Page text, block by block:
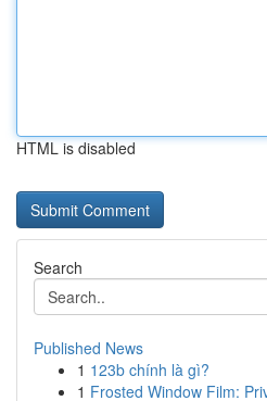
HTML is disabled
Search
Published News
1 123b chính là gì?
1 Frosted Window Film: